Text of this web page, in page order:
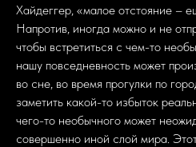
Хайдеггер, «малое отстояние –
Напротив, иногда можно и не
чтобы встретиться с чем-то
нашу повседневность может
во сне, во время прогулки по
заметить какой-то избыток
чего-то необычного может
совершенно иной слой мира.